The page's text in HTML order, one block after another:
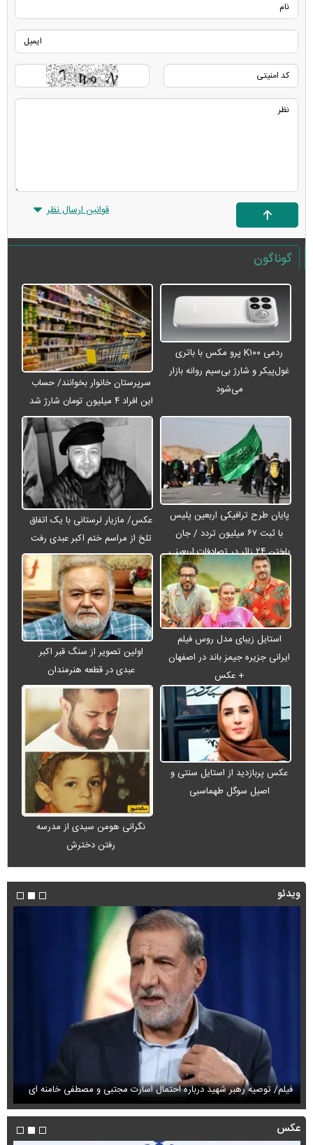
قوانین ارسال نظر
گوناگون
ردمی K۱۰۰ پرو مکس با باتری
غول‌پیکر و شارژ بی‌سیم روانه بازار
می‌شود
سرپرستان خانوار بخوانند/ حساب
این افراد ۴ میلیون تومان شارژ شد
پایان طرح ترافیکی اربعین پلیس
با ثبت ۶۷ میلیون تردد / جان
باختن ۲۴ زائر در تصادفات اربعینی
عکس/ مازیار لرستانی با یک اتفاق
تلخ از مراسم ختم اکبر عبدی رفت
استایل زیبای مدل روس فیلم
ایرانی جزیره جیمز باند در اصفهان
+ عکس
اولین تصویر از سنگ قبر اکبر
عبدی در قطعه هنرمندان
عکس پربازدید از استایل سنتی و
اصیل سوگل طهماسبی
نگرانی هومن سیدی از مدرسه
رفتن دخترش
ویدئو
فیلم/ توصیه رهبر شهید درباره احتمال اسارت مجتبی و مصطفی خامنه ای
عکس